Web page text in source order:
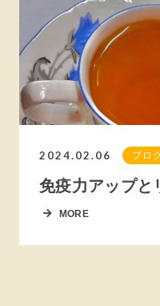
2024.02.06 ブロ
免疫力アップと
MORE